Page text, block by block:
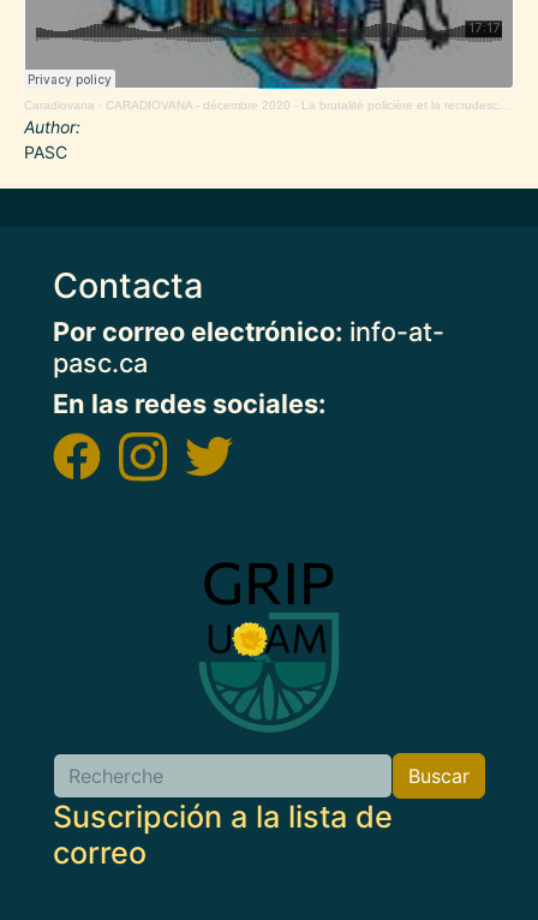
Caradiovana · CARADIOVANA - décembre 2020 - La brutalité policière et la recrudescence des massacres de civil.e.s.
Author
PASC
Contacta
Por correo electrónico: info-at-
pasc.ca
En las redes sociales:
Buscar Buscar
Suscripción a la lista de
correo